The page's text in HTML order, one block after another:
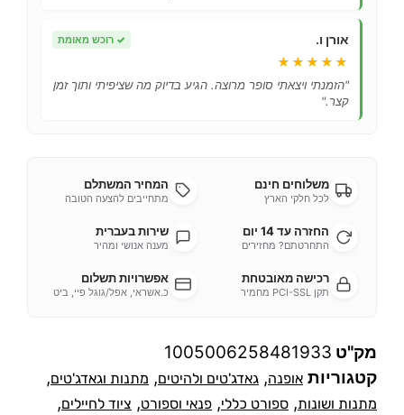
אורן ו. ✓ רוכש מאומת
★★★★★
"הזמנתי ויצאתי סופר מרוצה. הגיע בדיוק מה שציפיתי ותוך זמן
קצר."
משלוחים חינם
לכל חלקי הארץ
המחיר המשתלם
מתחייבים להצעה הטובה
החזרה עד 14 יום
התחרטתם? מחזירים
שירות בעברית
מענה אנושי ומהיר
רכישה מאובטחת
תקן PCI-SSL מחמיר
אפשרויות תשלום
כ.אשראי, אפל/גוגל פיי, ביט
מק"ט 1005006258481933
קטגוריות אופנה, גאדג'טים ולהיטים, מתנות וגאדג'טים,
מתנות ושונות, ספורט כללי, פנאי וספורט, ציוד לחיילים,